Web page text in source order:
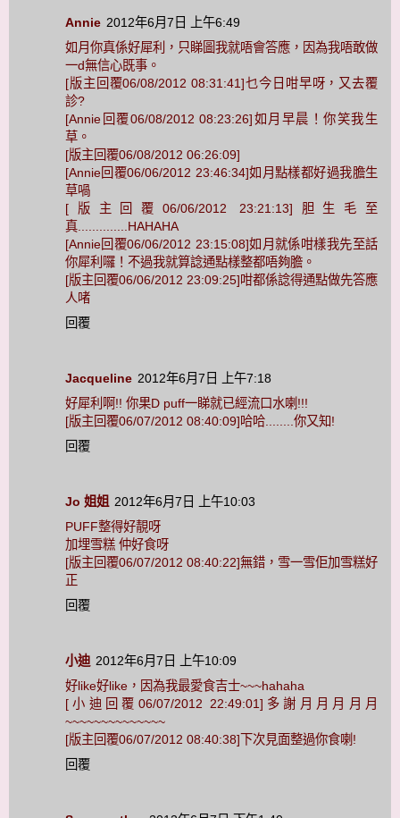
Annie 2012年6月7日 上午6:49
如月你真係好犀利，只睇圖我就唔會答應，因為我唔敢做
一d無信心既事。
[版主回覆06/08/2012 08:31:41]乜今日咁早呀，又去覆
診?
[Annie回覆06/08/2012 08:23:26]如月早晨！你笑我生
草。
[版主回覆06/08/2012 06:26:09]
[Annie回覆06/06/2012 23:46:34]如月點樣都好過我膽生
草喎
[版主回覆06/06/2012 23:21:13]胆生毛至
真..............HAHAHA
[Annie回覆06/06/2012 23:15:08]如月就係咁樣我先至話
你犀利囉！不過我就算諗通點樣整都唔夠膽。
[版主回覆06/06/2012 23:09:25]咁都係諗得通點做先答應
人啫
回覆
Jacqueline 2012年6月7日 上午7:18
好犀利啊!! 你果D puff一睇就已經流口水喇!!!
[版主回覆06/07/2012 08:40:09]哈哈........你又知!
回覆
Jo 姐姐 2012年6月7日 上午10:03
PUFF整得好靚呀
加埋雪糕 仲好食呀
[版主回覆06/07/2012 08:40:22]無錯，雪一雪佢加雪糕好
正
回覆
小迪 2012年6月7日 上午10:09
好like好like，因為我最愛食吉士~~~hahaha
[小迪回覆06/07/2012 22:49:01]多謝月月月月月
~~~~~~~~~~~~~~
[版主回覆06/07/2012 08:40:38]下次見面整過你食喇!
回覆